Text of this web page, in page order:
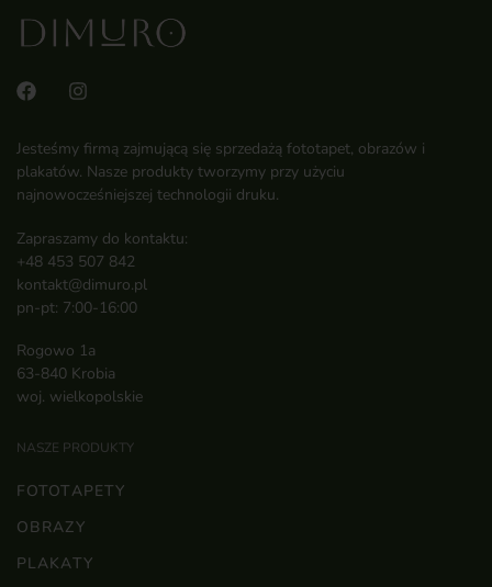
Jesteśmy firmą zajmującą się sprzedażą fototapet, obrazów i
plakatów. Nasze produkty tworzymy przy użyciu
najnowocześniejszej technologii druku.
Zapraszamy do kontaktu:
+48 453 507 842
kontakt@dimuro.pl
pn-pt: 7:00-16:00
Rogowo 1a
63-840 Krobia
woj. wielkopolskie
NASZE PRODUKTY
FOTOTAPETY
OBRAZY
PLAKATY